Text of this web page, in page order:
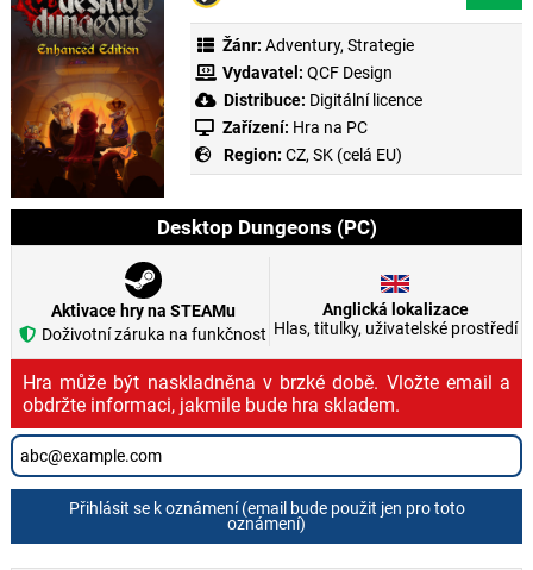
Žánr: Adventury, Strategie
Vydavatel: QCF Design
Distribuce: Digitální licence
Zařízení: Hra na PC
Region: CZ, SK (celá EU)
Desktop Dungeons (PC)
Aktivace hry na STEAMu
Doživotní záruka na funkčnost
Anglická lokalizace
Hlas, titulky, uživatelské prostředí
Hra může být naskladněna v brzké době. Vložte email a
obdržte informaci, jakmile bude hra skladem.
Přihlásit se k oznámení (email bude použit jen pro toto
oznámení)